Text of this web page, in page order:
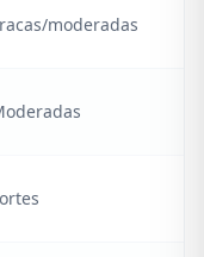
moderadas